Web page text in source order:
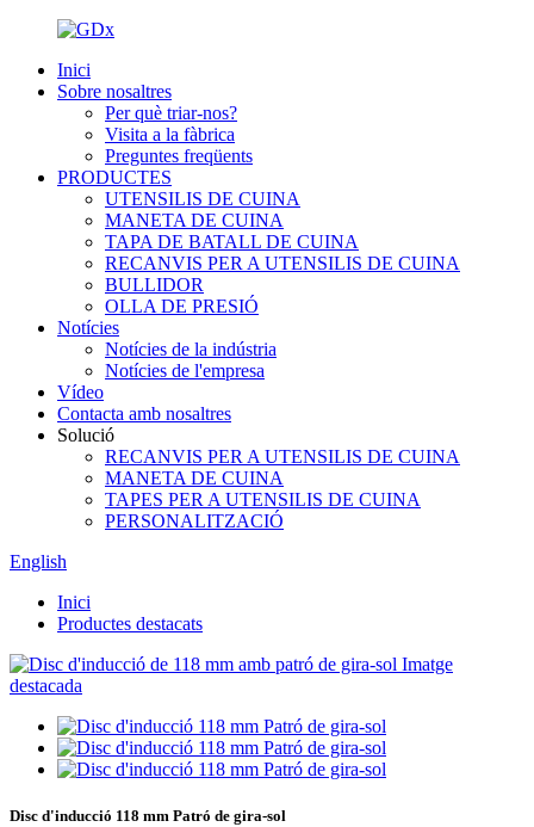
Inici
Sobre nosaltres
Per què triar-nos?
Visita a la fàbrica
Preguntes freqüents
PRODUCTES
UTENSILIS DE CUINA
MANETA DE CUINA
TAPA DE BATALL DE CUINA
RECANVIS PER A UTENSILIS DE CUINA
BULLIDOR
OLLA DE PRESIÓ
Notícies
Notícies de la indústria
Notícies de l'empresa
Vídeo
Contacta amb nosaltres
Solució
RECANVIS PER A UTENSILIS DE CUINA
MANETA DE CUINA
TAPES PER A UTENSILIS DE CUINA
PERSONALITZACIÓ
English
Inici
Productes destacats
Disc d'inducció 118 mm Patró de gira-sol